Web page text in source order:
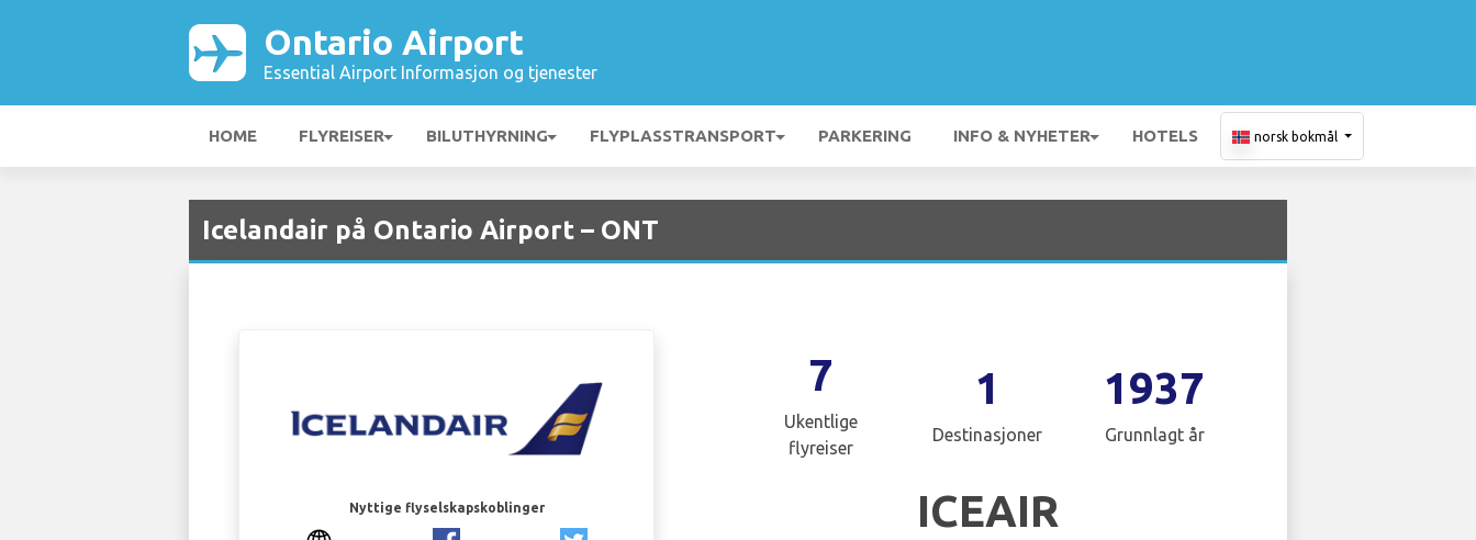
Ontario Airport
Essential Airport Informasjon og tjenester
HOME FLYREISER BILUTHYRNING FLYPLASSTRANSPORT PARKERING INFO & NYHETER HOTELS norsk bokmål
Icelandair på Ontario Airport – ONT
Nyttige flyselskapskoblinger
7
Ukentlige
flyreiser
1
Destinasjoner
1937
Grunnlagt år
ICEAIR